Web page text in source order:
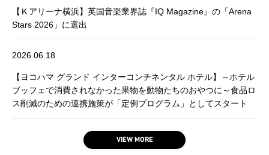
【Ｋアリーナ横浜】英国音楽業界誌『IQ Magazine』の「Arena
Stars 2026」に選出
2026.06.18
【ヨコハマ グランド インターコンチネンタル ホテル】～ホテル
ブッフェで消費されなかった果物を動物たちのおやつに～食品ロ
ス削減のための連携施策が「定例プログラム」としてスタート
VIEW MORE